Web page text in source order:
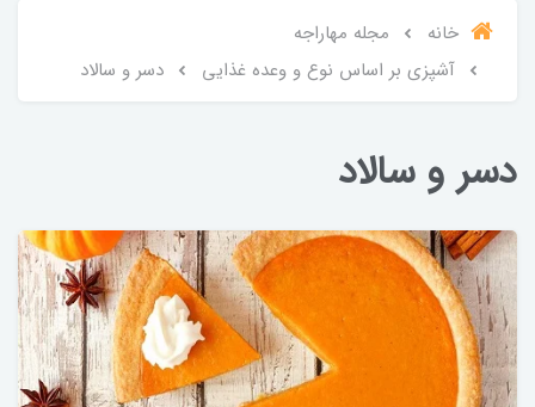
خانه
مجله مهاراجه
آشپزی بر اساس نوع و وعده غذایی
دسر و سالاد
دسر و سالاد